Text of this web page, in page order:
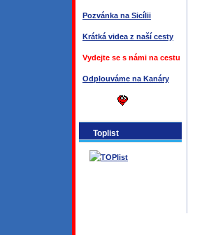
Pozvánka na Sicílii
Krátká videa z naší cesty
Vydejte se s námi na cestu
Odplouváme na Kanáry
Toplist